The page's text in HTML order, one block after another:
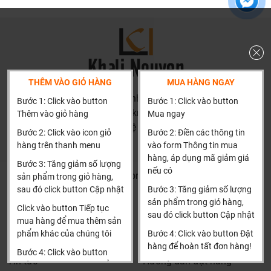
phải là rẻ nhất, chúng tôi có những dịch vụ được thiết kế
trị với khách hàng, điều đó giúp chúng tôi là đơn vị có giá
bán tốt nhất trong thị trường so với sản phẩm + dịch vụ
mà khách hàng nhận được. Bời vì Khali Nguyễn muốn
trở thành tri kỷ của ngôi nhà bạn.
Dịch vụ riêng của Khali Nguyễn dành cho khách hàng:
THÊM VÀO GIỎ HÀNG
Bước 1: Click vào button
Thêm vào giỏ hàng
Bước 2: Click vào icon giỏ
hàng trên thanh menu
Bước 3: Tăng giảm số lượng
sản phẩm trong giỏ hàng,
sau đó click button Cập nhật
Click vào button Tiếp tục
mua hàng để mua thêm sản
phẩm khác của chúng tôi
Bước 4: Click vào button
Tiến hành thanh toán để
MUA HÀNG NGAY
Bước 1: Click vào button
Mua ngay
Bước 2: Điền các thông tin
vào form Thông tin mua
hàng, áp dụng mã giảm giá
nếu có
Bước 3: Tăng giảm số lượng
sản phẩm trong giỏ hàng,
sau đó click button Cập nhật
Bước 4: Click vào button Đặt
hàng để hoàn tất đơn hàng!
Xin cảm ơn khách hàng!!!
HN: số 160 đường Văn Minh, Di Trạch, Hoài Đức, Hà Nội
(Cách đại học công nghiệp 1 km)
HCM và các tỉnh khác: Liên hệ hotline để được hướng dẫn
đặt hàng
Khalinguyen.vn@gmail.com
0904501766
Thông tin
Tìm đại lý & Hợp tác
Tin tức
Thông tin thêm
Hướng dẫn mua hàng
Hướng dẫn đặt hàng